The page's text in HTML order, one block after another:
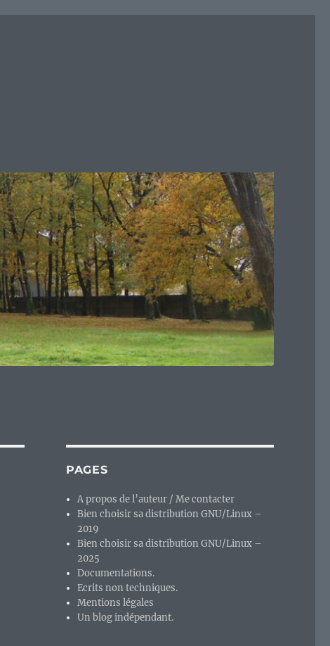
PAGES
A propos de l’auteur / Me contacter
Bien choisir sa distribution GNU/Linux –
2019
Bien choisir sa distribution GNU/Linux –
2025
Documentations.
Ecrits non techniques.
Mentions légales
Un blog indépendant.